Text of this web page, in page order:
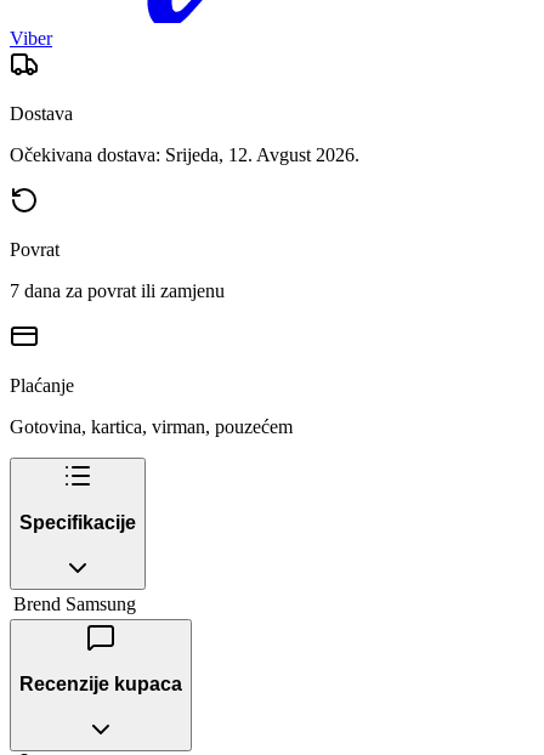
Viber
Dostava
Očekivana dostava: Srijeda, 12. Avgust 2026.
Povrat
7 dana za povrat ili zamjenu
Plaćanje
Gotovina, kartica, virman, pouzećem
Specifikacije
Brend Samsung
Recenzije kupaca